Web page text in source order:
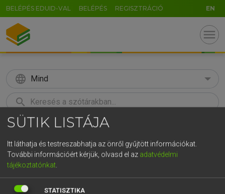
BELÉPÉS EDUID-VAL BELÉPÉS REGISZTRÁCIÓ EN
menu
language Mind
search
KERESÉS
Európai uniós terminológiai szótár
SÜTIK LISTÁJA
Itt láthatja és testreszabhatja az önről gyűjtött információkat.
További információért kérjük, olvasd el az adatvédelmi
tájékoztatónkat.
STATISZTIKA
GR
t z u i o p
g h j k l é á ű Ω